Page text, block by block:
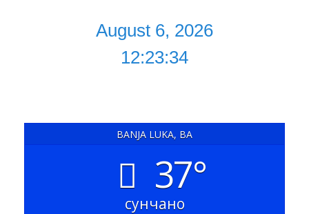
August 6, 2026
12:23:34
BANJA LUKA, BA
37°
сунчано